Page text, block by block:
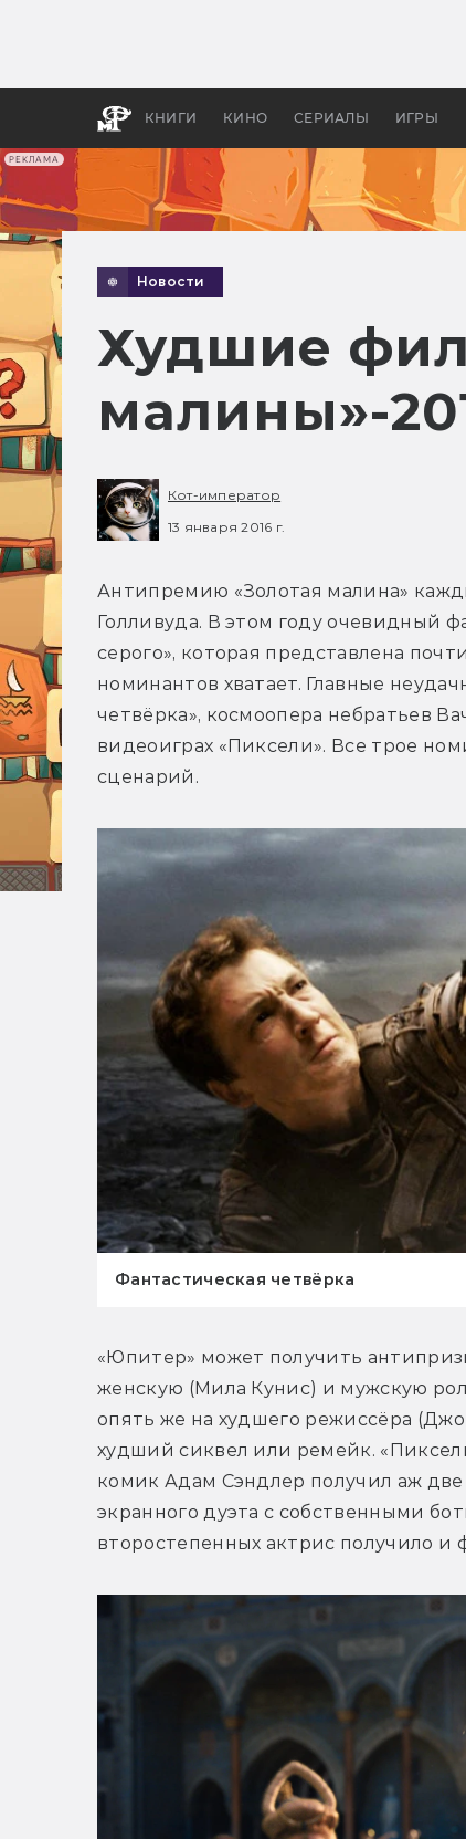
РЕКЛАМА
КНИГИ КИНО СЕРИАЛЫ ИГРЫ
Новости
Худшие
малины»-
Кот-император
13 января 2016 г.
Антипремию «Золотая малина»
Голливуда. В этом году очевидный
серого», которая представлена
номинантов хватает. Главные
четвёрка», космоопера небратьев
видеоиграх «Пиксели». Все трое
сценарий.
Фантастическая четвёрка
«Юпитер» может получить
женскую (Мила Кунис) и мужскую
опять же на худшего режиссёра
худший сиквел или ремейк.
комик Адам Сэндлер получил аж
экранного дуэта с собственными
второстепенных актрис получило и